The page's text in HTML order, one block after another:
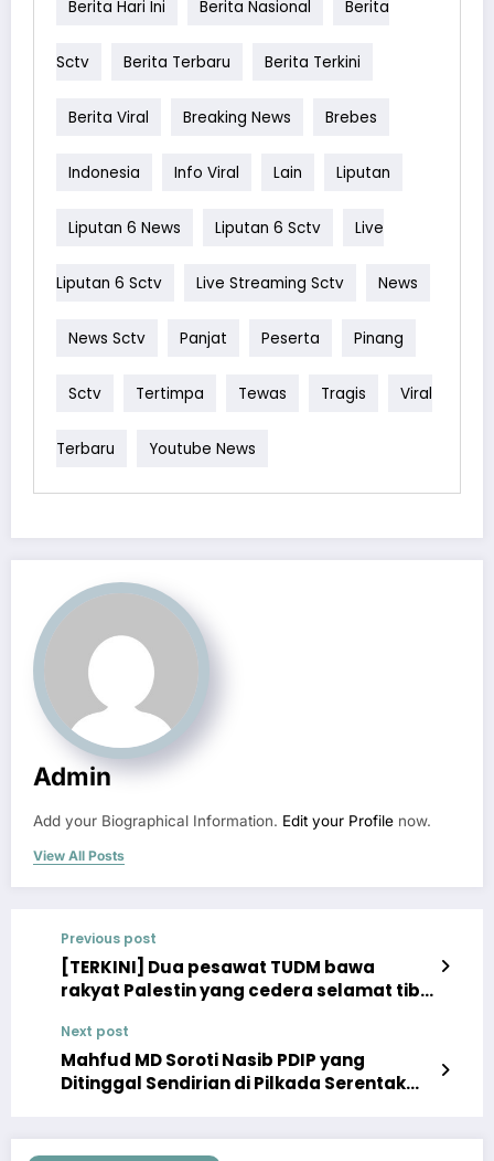
Berita Hari Ini Berita Nasional Berita
Sctv Berita Terbaru Berita Terkini
Berita Viral Breaking News Brebes
Indonesia Info Viral Lain Liputan
Liputan 6 News Liputan 6 Sctv Live
Liputan 6 Sctv Live Streaming Sctv News
News Sctv Panjat Peserta Pinang
Sctv Tertimpa Tewas Tragis Viral
Terbaru Youtube News
Admin
Add your Biographical Information. Edit your Profile now.
View All Posts
Previous post
[TERKINI] Dua pesawat TUDM bawa
rakyat Palestin yang cedera selamat tiba
Next post
Mahfud MD Soroti Nasib PDIP yang
Ditinggal Sendirian di Pilkada Serentak